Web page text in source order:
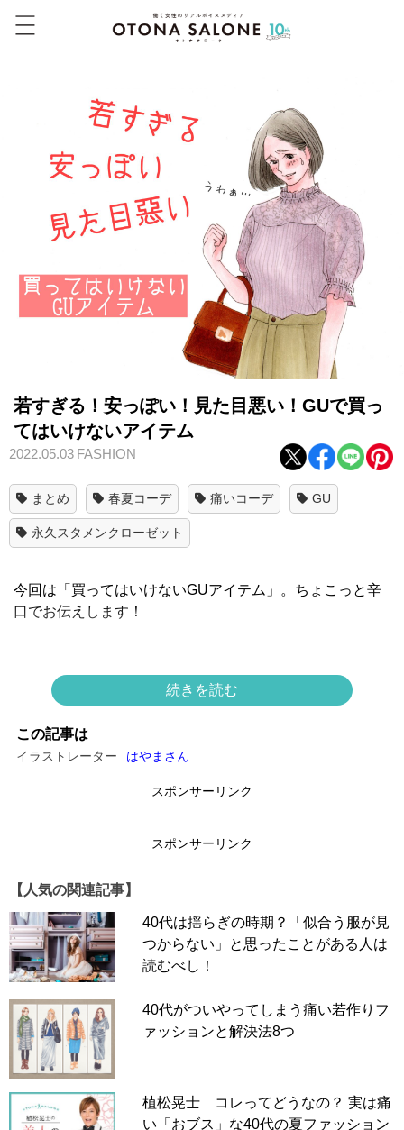
若すぎる！安っぽい！見た目悪い！GUで買っ
てはいけないアイテム
2022.05.03 FASHION
まとめ 春夏コーデ 痛いコーデ GU
永久スタメンクローゼット
今回は「買ってはいけないGUアイテム」。ちょこっと辛
口でお伝えします！
その1：実はキレイ色アイテムは安っぽい！
流行のくすみ色をはじめとして、取り入れてみたいキレイ
色ですが、GUといったファストファッションで買うには
注意が必要です。実際グリーン系のキレイ色ボトムを購入
してみましたが、脇の縫い方が雑で目立ち、安っぽく見え
てしまうな…というのが感想です。ファストファッション
続きを読む
この記事は
イラストレーター はやまさん
スポンサーリンク
スポンサーリンク
【人気の関連記事】
40代は揺らぎの時期？「似合う服が見
つからない」と思ったことがある人は
読むべし！
40代がついやってしまう痛い若作りフ
ァッションと解決法8つ
植松晃士 コレってどうなの？ 実は痛
い「おブス」な40代の夏ファッション